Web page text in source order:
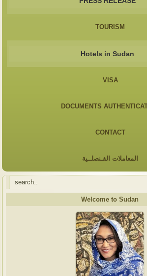
TOURISM
Hotels in Sudan
VISA
DOCUMENTS
CONTACT
المعاملات القـنصلــية
Welcome to Sudan